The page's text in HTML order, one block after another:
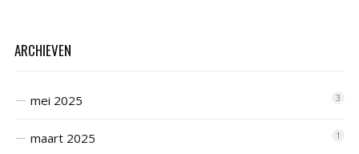
ARCHIEVEN
mei 2025 3
maart 2025 1